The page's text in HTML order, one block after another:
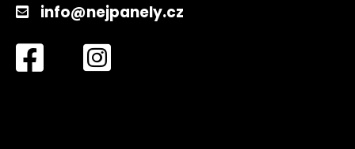
info@nejpanely.cz